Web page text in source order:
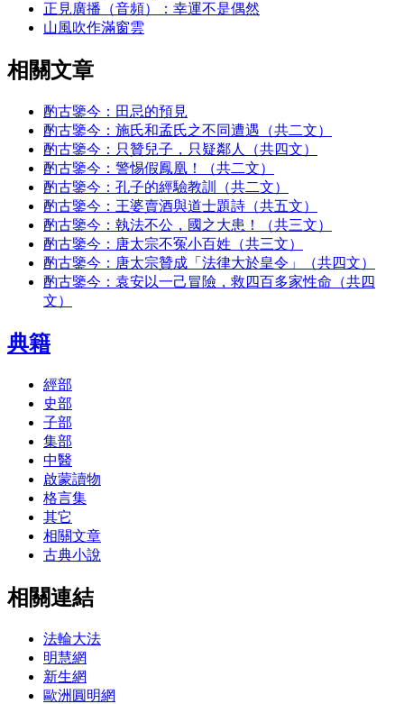
正見廣播（音頻）：幸運不是偶然
山風吹作滿窗雲
相關文章
酌古鑒今：田忌的預見
酌古鑒今：施氏和孟氏之不同遭遇（共二文）
酌古鑒今：只贊兒子，只疑鄰人（共四文）
酌古鑒今：警惕假鳳凰！（共二文）
酌古鑒今：孔子的經驗教訓（共二文）
酌古鑒今：王婆賣酒與道士題詩（共五文）
酌古鑒今：執法不公，國之大患！（共三文）
酌古鑒今：唐太宗不冤小百姓（共三文）
酌古鑒今：唐太宗贊成「法律大於皇令」（共四文）
酌古鑒今：袁安以一己冒險，救四百多家性命（共四
文）
典籍
經部
史部
子部
集部
中醫
啟蒙讀物
格言集
其它
相關文章
古典小說
相關連結
法輪大法
明慧網
新生網
歐洲圓明網